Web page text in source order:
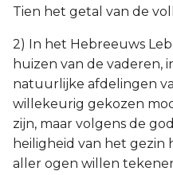
Tien het getal van de
2) In het Hebreeuws
huizen van de vaderen,
natuurlijke afdelingen
willekeurig gekozen
zijn, maar volgens de
heiligheid van het gezin
aller ogen willen